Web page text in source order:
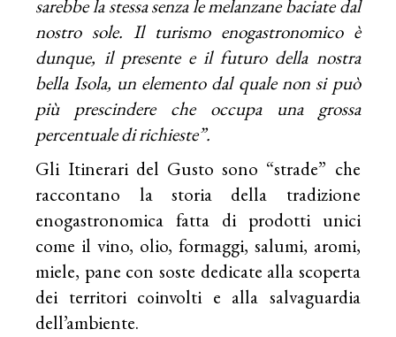
sarebbe la stessa senza le melanzane baciate dal
nostro sole. Il turismo enogastronomico è
dunque, il presente e il futuro della nostra
bella Isola, un elemento dal quale non si può
più prescindere che occupa una grossa
percentuale di richieste”.
Gli Itinerari del Gusto sono “strade” che
raccontano la storia della tradizione
enogastronomica fatta di prodotti unici
come il vino, olio, formaggi, salumi, aromi,
miele, pane con soste dedicate alla scoperta
dei territori coinvolti e alla salvaguardia
dell’ambiente.